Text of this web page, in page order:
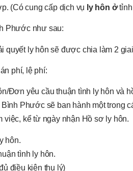
(Có cung cấp dịch vụ ly hôn ở
Phước như sau:
quyết ly hôn sẽ được chia làm 2
phí, lệ phí:
Đơn yêu cầu thuận tình ly hôn và
Phước sẽ ban hành một trong
việc, kể từ ngày nhận Hồ sơ ly hôn.
hôn.
tình ly hôn.
điều kiện thụ lý)